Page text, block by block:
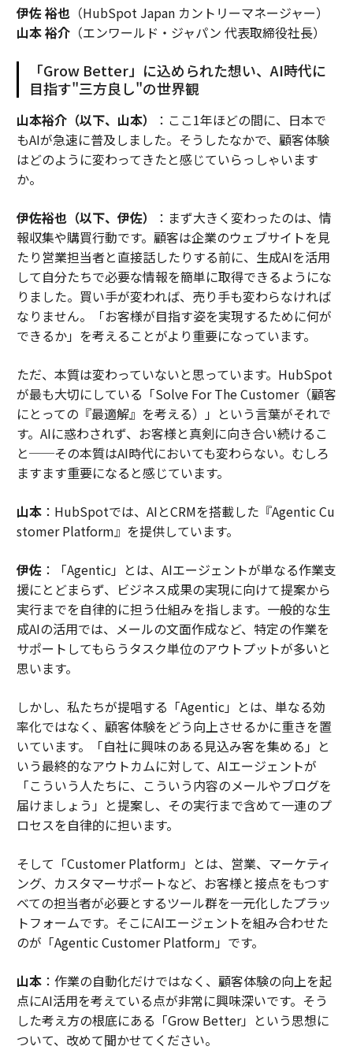
伊佐 裕也（HubSpot Japan カントリーマネージャー）
山本 裕介（エンワールド・ジャパン 代表取締役社長）
「Grow Better」に込められた想い、AI時代に
目指す"三方良し"の世界観
山本裕介（以下、山本）
：ここ1年ほどの間に、日本で
もAIが急速に普及しました。そうしたなかで、顧客体験
はどのように変わってきたと感じていらっしゃいます
か。
伊佐裕也（以下、伊佐）
：まず大きく変わったのは、情
報収集や購買行動です。顧客は企業のウェブサイトを見
たり営業担当者と直接話したりする前に、生成AIを活用
して自分たちで必要な情報を簡単に取得できるようにな
りました。買い手が変われば、売り手も変わらなければ
なりません。「お客様が目指す姿を実現するために何が
できるか」を考えることがより重要になっています。
ただ、本質は変わっていないと思っています。HubSpot
が最も大切にしている「Solve For The Customer（顧客
にとっての『最適解』を考える）」という言葉がそれで
す。AIに惑わされず、お客様と真剣に向き合い続けるこ
と──その本質はAI時代においても変わらない。むしろ
ますます重要になると感じています。
山本：HubSpotでは、AIとCRMを搭載した『Agentic Cu
stomer Platform』を提供しています。
伊佐：「Agentic」とは、AIエージェントが単なる作業支
援にとどまらず、ビジネス成果の実現に向けて提案から
実行までを自律的に担う仕組みを指します。一般的な生
成AIの活用では、メールの文面作成など、特定の作業を
サポートしてもらうタスク単位のアウトプットが多いと
思います。
しかし、私たちが提唱する「Agentic」とは、単なる効
率化ではなく、顧客体験をどう向上させるかに重きを置
いています。「自社に興味のある見込み客を集める」と
いう最終的なアウトカムに対して、AIエージェントが
「こういう人たちに、こういう内容のメールやブログを
届けましょう」と提案し、その実行まで含めて一連のプ
ロセスを自律的に担います。
そして「Customer Platform」とは、営業、マーケティ
ング、カスタマーサポートなど、お客様と接点をもつす
べての担当者が必要とするツール群を一元化したプラッ
トフォームです。そこにAIエージェントを組み合わせた
のが「Agentic Customer Platform」です。
山本：作業の自動化だけではなく、顧客体験の向上を起
点にAI活用を考えている点が非常に興味深いです。そう
した考え方の根底にある「Grow Better」という思想に
ついて、改めて聞かせてください。